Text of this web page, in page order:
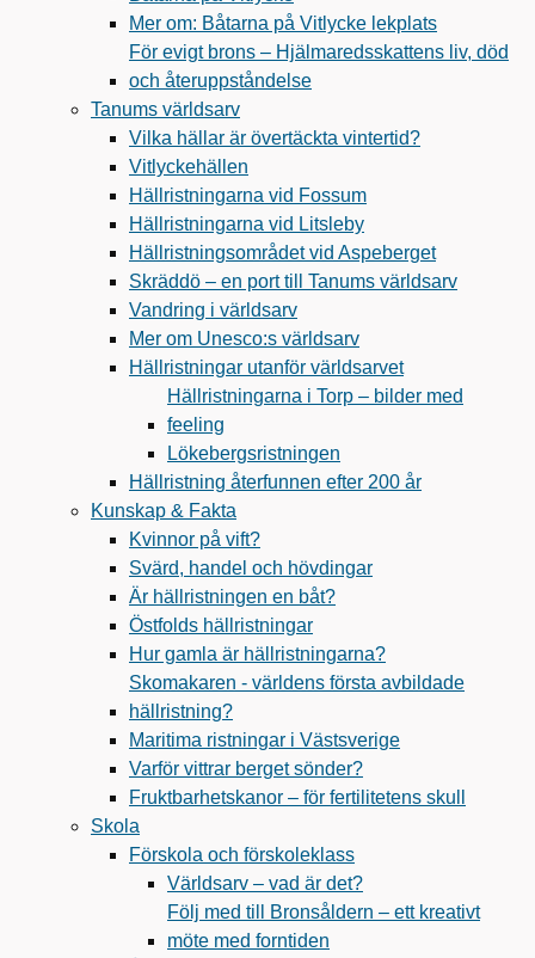
Mer om: Båtarna på Vitlycke lekplats
För evigt brons – Hjälmaredsskattens liv, död
och återuppståndelse
Tanums världsarv
Vilka hällar är övertäckta vintertid?
Vitlyckehällen
Hällristningarna vid Fossum
Hällristningarna vid Litsleby
Hällristningsområdet vid Aspeberget
Skräddö – en port till Tanums världsarv
Vandring i världsarv
Mer om Unesco:s världsarv
Hällristningar utanför världsarvet
Hällristningarna i Torp – bilder med
feeling
Lökebergsristningen
Hällristning återfunnen efter 200 år
Kunskap & Fakta
Kvinnor på vift?
Svärd, handel och hövdingar
Är hällristningen en båt?
Östfolds hällristningar
Hur gamla är hällristningarna?
Skomakaren - världens första avbildade
hällristning?
Maritima ristningar i Västsverige
Varför vittrar berget sönder?
Fruktbarhetskanor – för fertilitetens skull
Skola
Förskola och förskoleklass
Världsarv – vad är det?
Följ med till Bronsåldern – ett kreativt
möte med forntiden